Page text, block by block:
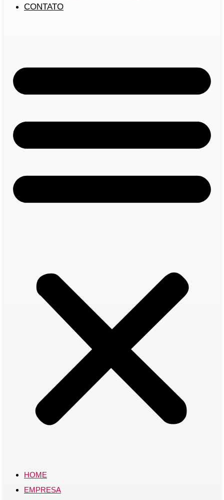
CONTATO
HOME
EMPRESA